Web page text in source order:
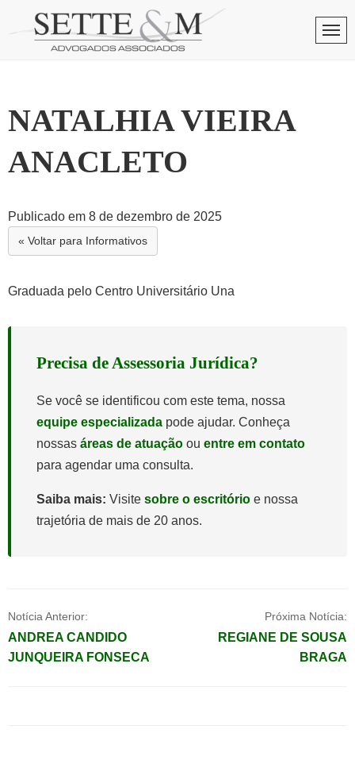
Menu
NATALHIA VIEIRA
ANACLETO
Publicado em 8 de dezembro de 2025
« Voltar para Informativos
Graduada pelo Centro Universitário Una
Precisa de Assessoria Jurídica?
Se você se identificou com este tema, nossa
equipe especializada pode ajudar. Conheça
nossas áreas de atuação ou entre em contato
para agendar uma consulta.
Saiba mais: Visite sobre o escritório e nossa
trajetória de mais de 20 anos.
Navegação
de
Notícia Anterior:
ANDREA CANDIDO
JUNQUEIRA FONSECA
Próxima Notícia:
REGIANE DE SOUSA
BRAGA